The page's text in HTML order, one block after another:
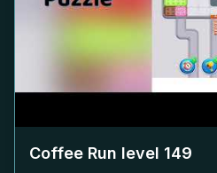
Coffee Run level 149